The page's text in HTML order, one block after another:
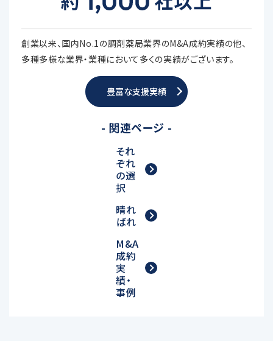
創業以来、国内No.1の調剤薬局業界のM&A成約実績の他、
多種多様な業界・業種において多くの実績がございます。
豊富な支援実績
- 関連ページ -
それ
ぞれ
の選
択
晴れ
ばれ
M&A
成約
実
績・
事例